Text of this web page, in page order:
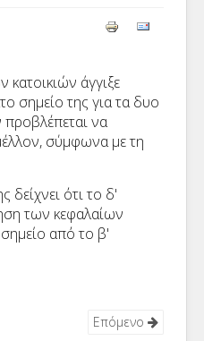
άγγιξε
σημείο της για τα δυο
προβλέπεται να
σύμφωνα με τη
δείχνει ότι το δ'
των κεφαλαίων
από το β'
Επόμενο